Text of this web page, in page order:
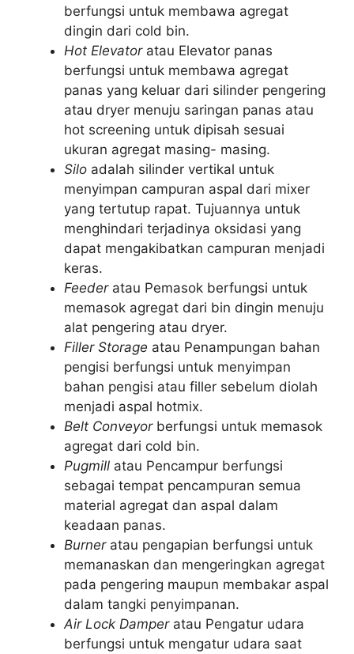
berfungsi untuk membawa agregat
dingin dari cold bin.
Hot Elevator atau Elevator panas
berfungsi untuk membawa agregat
panas yang keluar dari silinder pengering
atau dryer menuju saringan panas atau
hot screening untuk dipisah sesuai
ukuran agregat masing- masing.
Silo adalah silinder vertikal untuk
menyimpan campuran aspal dari mixer
yang tertutup rapat. Tujuannya untuk
menghindari terjadinya oksidasi yang
dapat mengakibatkan campuran menjadi
keras.
Feederatau Pemasok berfungsi untuk
memasok agregat dari bin dingin menuju
alat pengering atau dryer.
Filler Storage atau Penampungan bahan
pengisi berfungsi untuk menyimpan
bahan pengisi atau filler sebelum diolah
menjadi aspal hotmix.
Belt Conveyorberfungsi untuk memasok
agregat dari cold bin.
Pugmill atau Pencampur berfungsi
sebagai tempat pencampuran semua
material agregat dan aspal dalam
keadaan panas.
Burneratau pengapian berfungsi untuk
memanaskan dan mengeringkan agregat
pada pengering maupun membakar aspal
dalam tangki penyimpanan.
Air Lock Damper atau Pengatur udara
berfungsi untuk mengatur udara saat